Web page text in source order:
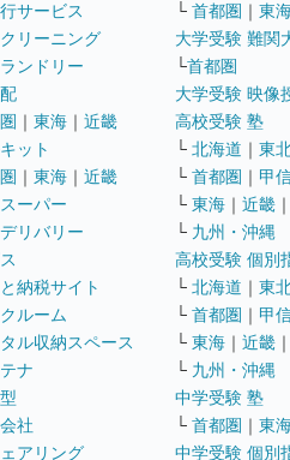
サービス
リーニング
ンドリー
｜ 東海 ｜ 近畿
ット
｜ 東海 ｜ 近畿
ーパー
リバリー
納税サイト
ルーム
ル収納スペース
ナ
社
アリング
└ 首都圏 ｜ 東
大学受験 難関
└首都圏
大学受験 映像
高校受験 塾
└ 北海道 ｜ 東
└ 首都圏 ｜ 甲
└ 東海 ｜ 近畿 ｜
└ 九州・沖縄
高校受験 個別
└ 北海道 ｜ 東
└ 首都圏 ｜ 甲
└ 東海 ｜ 近畿 ｜
└ 九州・沖縄
中学受験 塾
└ 首都圏 ｜ 東
中学受験 個別